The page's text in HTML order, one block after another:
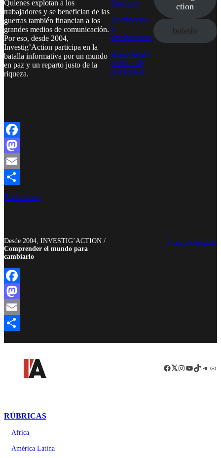
Quienes explotan a los
trabajadores y se benefician de las
guerras también financian a los
grandes medios de comunicación.
Por eso, desde 2004,
Investig’Action participa en la
batalla informativa por un mundo
en paz y un reparto justo de la
riqueza.
Contacto
Reembolsos
y
devoluciones
Aviso legal y
política de
privacidad
ction
boletín
Facebook
Mastodon
Email
Compartir
Back to top
Desde 2004, INVESTIG’ACTION /
Comprender el mundo para
cambiarlo
FrançaisAnglais
Facebook
Mastodon
Email
Facebook
LinkedIn
Instagram
YouTube
TikTok
RÚBRICAS
Africa
América Latina